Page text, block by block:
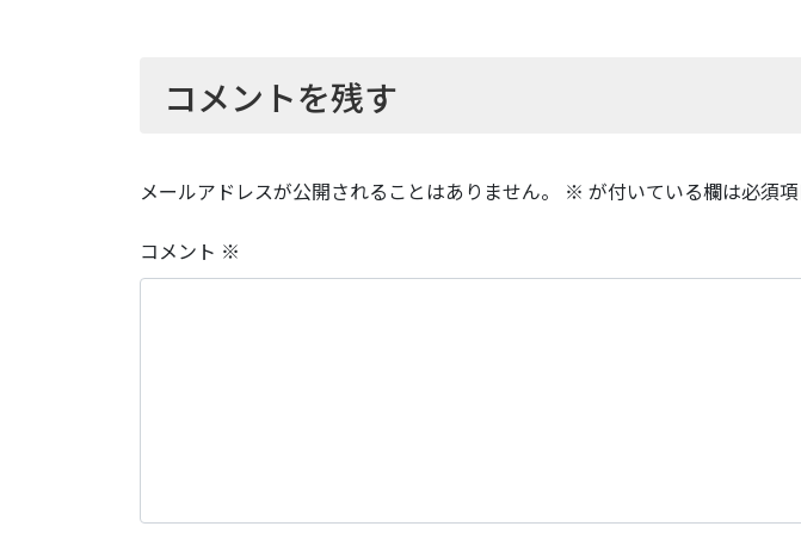
コメントを残す
メールアドレスが公開されることはありません。 ※ が付いている欄は必須
コメント ※